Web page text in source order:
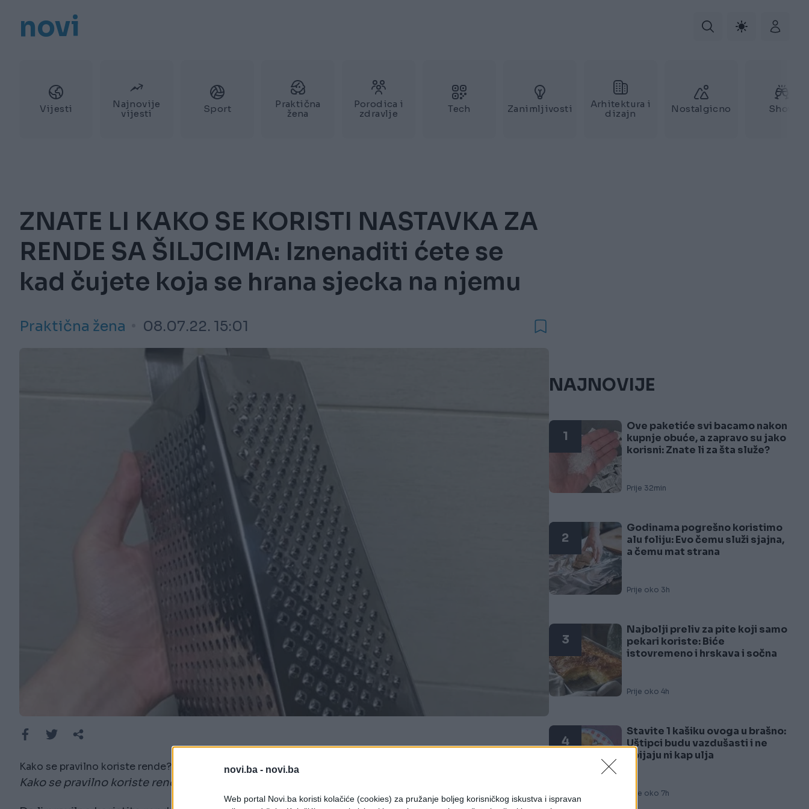
novi.ba - novi.ba
Web portal Novi.ba koristi kolačiće (cookies) za pružanje boljeg korisničkog iskustva i ispravan
novi
Vijesti
Najnovije
vijesti
Sport
Praktična
žena
Porodica i
zdravlje
Tech Zanimljivosti
Arhitektura i
dizajn
Nostalgicno Show
ZNATE LI KAKO SE KORISTI NASTAVKA ZA
RENDE SA ŠILJCIMA: Iznenaditi ćete se
kad čujete koja se hrana sjecka na njemu
Praktična žena 08.07.22. 15:01
Kako se pravilno koriste rende?
Kako se pravilno koriste rende?
NAJNOVIJE
1
Ove paketiće svi bacamo nakon
kupnje obuće, a zapravo su jako
korisni: Znate li za šta služe?
Prije 32min
2
Godinama pogrešno koristimo
alu foliju: Evo čemu služi sjajna,
a čemu mat strana
Prije oko 3h
3
Najbolji preliv za pite koji samo
pekari koriste: Biće
istovremeno i hrskava i sočna
Prije oko 4h
4
Stavite 1 kašiku ovoga u brašno:
Uštipci budu vazdušasti i ne
upijaju ni kap ulja
Prije oko 7h